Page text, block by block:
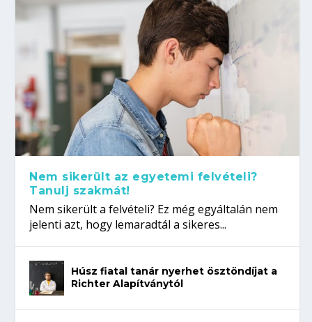
Nem sikerült az egyetemi felvételi?
Tanulj szakmát!
Nem sikerült a felvételi? Ez még egyáltalán nem
jelenti azt, hogy lemaradtál a sikeres...
Húsz fiatal tanár nyerhet ösztöndíjat a
Richter Alapítványtól